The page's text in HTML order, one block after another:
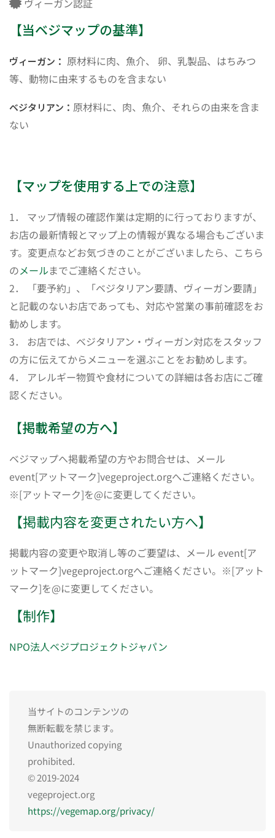
ヴィーガン認証
【当ベジマップの基準】
ヴィーガン： 原材料に肉、魚介、 卵、乳製品、はちみつ
等、動物に由来するものを含まない
ベジタリアン： 原材料に、肉、魚介、それらの由来を含ま
ない
【マップを使用する上での注意】
1． マップ情報の確認作業は定期的に行っておりますが、
お店の最新情報とマップ上の情報が異なる場合もございま
す。変更点などお気づきのことがございましたら、こちら
のメールまでご連絡ください。
2． 「要予約」、「ベジタリアン要請、ヴィーガン要請」
と記載のないお店であっても、対応や営業の事前確認をお
勧めします。
3． お店では、ベジタリアン・ヴィーガン対応をスタッフ
の方に伝えてからメニューを選ぶことをお勧めします。
4． アレルギー物質や食材についての詳細は各お店にご確
認ください。
【掲載希望の方へ】
ベジマップへ掲載希望の方やお問合せは、メール
event[アットマーク]vegeproject.orgへご連絡ください。
※[アットマーク]を@に変更してください。
【掲載内容を変更されたい方へ】
掲載内容の変更や取消し等のご要望は、メール event[ア
ットマーク]vegeproject.orgへご連絡ください。※[アット
マーク]を@に変更してください。
【制作】
NPO法人ベジプロジェクトジャパン
当サイトのコンテンツの
無断転載を禁じます。
Unauthorized copying
prohibited.
© 2019-2024
vegeproject.org
https://vegemap.org/privacy/